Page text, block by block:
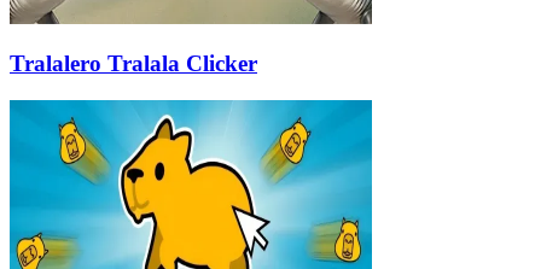
Tralalero Tralala Clicker